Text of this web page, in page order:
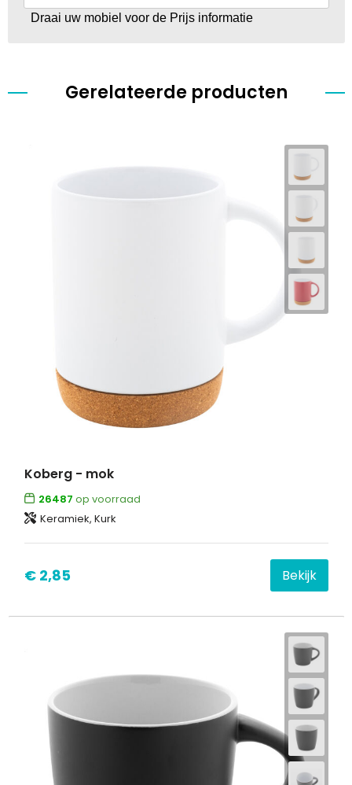
Draai uw mobiel voor de Prijs informatie
Gerelateerde producten
Koberg - mok
26487 op voorraad
Keramiek, Kurk
€ 2,85 Bekijk